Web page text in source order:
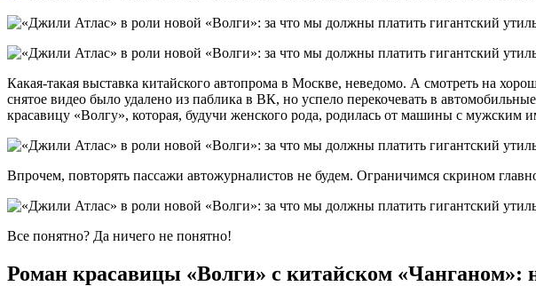
Какая-такая выставка китайского автопрома в Москве, неведомо. А смотреть на
снятое видео было удалено из паблика в ВК, но успело перекочевать в
красавицу «Волгу», которая, будучи женского рода, родилась от машины с мужским
Впрочем, повторять пассажи автожурналистов не будем. Ограничимся скрином
Все понятно? Да ничего не понятно!
Роман красавицы «Волги» с китайском «Чанганом»: